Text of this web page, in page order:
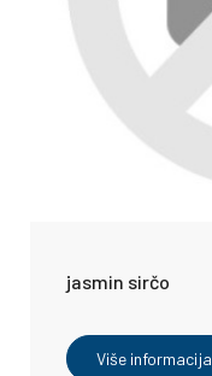
jasmin sirčo
Više informacija